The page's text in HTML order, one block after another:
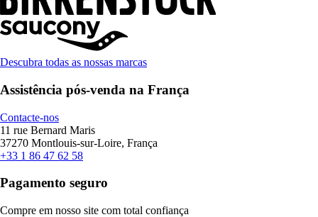
Descubra todas as nossas marcas
Assistência pós-venda na França
Contacte-nos
11 rue Bernard Maris
37270 Montlouis-sur-Loire, França
+33 1 86 47 62 58
Pagamento seguro
Compre em nosso site com total confiança